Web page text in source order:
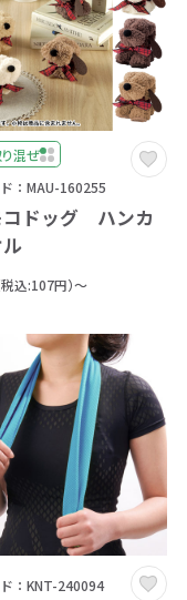
り混ぜ
：MAU-160255
コドッグ ハンカ
税込:107円）～
：KNT-240094